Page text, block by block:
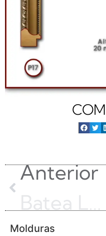
Anterior
Batea Labrada 20 | Dorado | 3538-A-V3111
Molduras